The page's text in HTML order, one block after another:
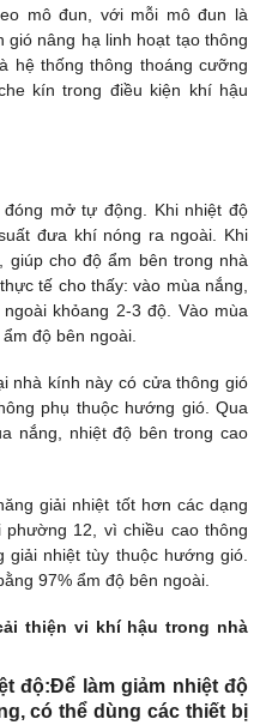
mô đun, với mỗi mô đun là
gió nâng hạ linh hoạt tạo thông
hệ thống thông thoáng cưỡng
kín trong điều kiện khí hậu
mở tự động. Khi nhiệt độ
đưa khí nóng ra ngoài. Khi
cho độ ẩm bên trong nhà
tế cho thấy: vào mùa nắng,
khỏang 2-3 độ. Vào mùa
độ bên ngoài.
nhà kính này có cửa thông gió
phụ thuộc hướng gió. Qua
nắng, nhiệt độ bên trong cao
giải nhiệt tốt hơn các dạng
12, vì chiều cao thông
nhiệt tùy thuộc hướng gió.
97% ẩm độ bên ngoài.
thiện vi khí hậu trong nhà
độ:Để làm giảm nhiệt độ
có thể dùng các thiết bị